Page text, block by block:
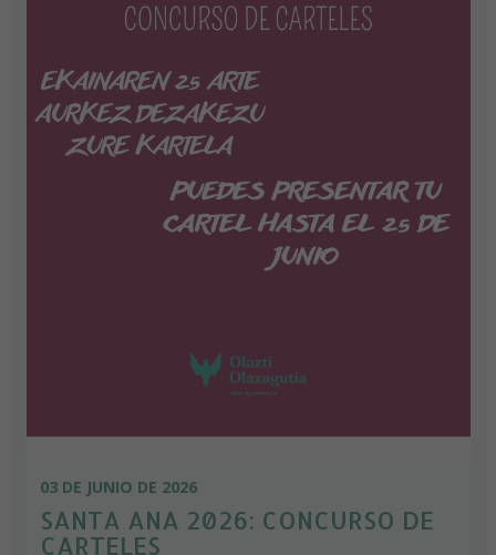
03 DE JUNIO DE 2026
SANTA ANA 2026: CONCURSO DE
CARTELES